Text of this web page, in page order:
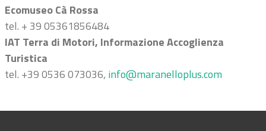
Ecomuseo Cà Rossa
tel. + 39 05361856484
IAT Terra di Motori, Informazione Accoglienza
Turistica
tel. +39 0536 073036, info@maranelloplus.com